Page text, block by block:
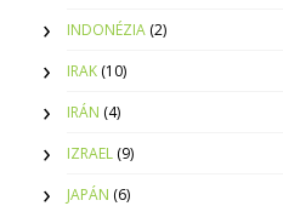
INDONÉZIA (2)
IRAK (10)
IRÁN (4)
IZRAEL (9)
JAPÁN (6)